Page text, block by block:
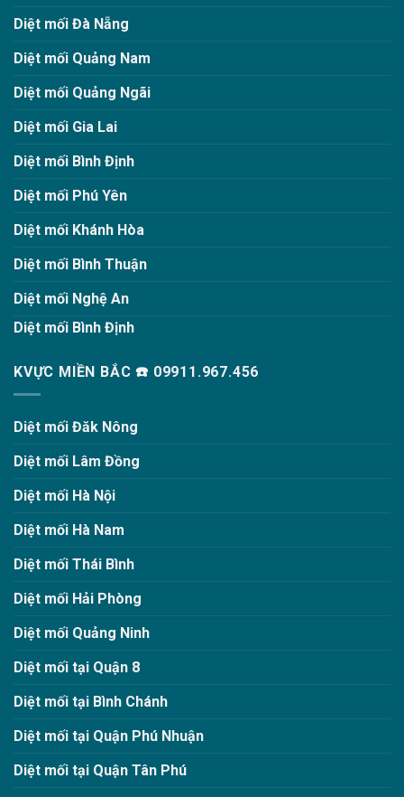
Diệt mối Đà Nẵng
Diệt mối Quảng Nam
Diệt mối Quảng Ngãi
Diệt mối Gia Lai
Diệt mối Bình Định
Diệt mối Phú Yên
Diệt mối Khánh Hòa
Diệt mối Bình Thuận
Diệt mối Nghệ An
Diệt mối Bình Định
KVỰC MIỀN BẮC ☎️ 09911.967.456
Diệt mối Đăk Nông
Diệt mối Lâm Đồng
Diệt mối Hà Nội
Diệt mối Hà Nam
Diệt mối Thái Bình
Diệt mối Hải Phòng
Diệt mối Quảng Ninh
Diệt mối tại Quận 8
Diệt mối tại Bình Chánh
Diệt mối tại Quận Phú Nhuận
Diệt mối tại Quận Tân Phú